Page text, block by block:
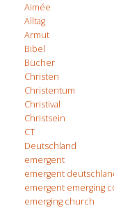
Aimée
Alltag
Armut
Bibel
Bücher
Christen
Christentum
Christival
Christsein
CT
Deutschland
emergent
emergent
emergent emerging
emerging church